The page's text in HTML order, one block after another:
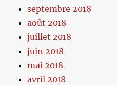
septembre 2018
août 2018
juillet 2018
juin 2018
mai 2018
avril 2018